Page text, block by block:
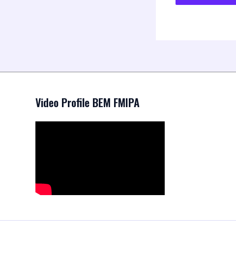
Video Profile BEM FMIPA